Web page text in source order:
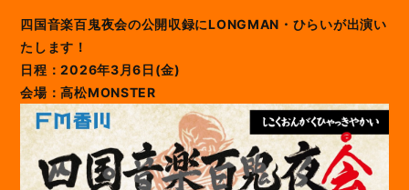
四国音楽百鬼夜会の公開収録にLONGMAN・ひらいが出演い
たします！
日程：2026年3月6日(金)
会場：高松MONSTER